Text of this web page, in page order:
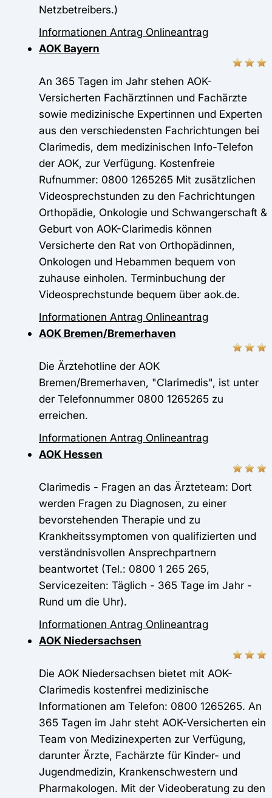
Netzbetreibers.)
Informationen Antrag Onlineantrag
AOK Bayern
An 365 Tagen im Jahr stehen AOK-
Versicherten Fachärztinnen und Fachärzte
sowie medizinische Expertinnen und Experten
aus den verschiedensten Fachrichtungen bei
Clarimedis, dem medizinischen Info-Telefon
der AOK, zur Verfügung. Kostenfreie
Rufnummer: 0800 1265265 Mit zusätzlichen
Videosprechstunden zu den Fachrichtungen
Orthopädie, Onkologie und Schwangerschaft &
Geburt von AOK-Clarimedis können
Versicherte den Rat von Orthopädinnen,
Onkologen und Hebammen bequem von
zuhause einholen. Terminbuchung der
Videosprechstunde bequem über aok.de.
Informationen Antrag Onlineantrag
AOK Bremen/Bremerhaven
Die Ärztehotline der AOK
Bremen/Bremerhaven, "Clarimedis", ist unter
der Telefonnummer 0800 1265265 zu
erreichen.
Informationen Antrag Onlineantrag
AOK Hessen
Clarimedis - Fragen an das Ärzteteam: Dort
werden Fragen zu Diagnosen, zu einer
bevorstehenden Therapie und zu
Krankheitssymptomen von qualifizierten und
verständnisvollen Ansprechpartnern
beantwortet (Tel.: 0800 1 265 265,
Servicezeiten: Täglich - 365 Tage im Jahr -
Rund um die Uhr).
Informationen Antrag Onlineantrag
AOK Niedersachsen
Die AOK Niedersachsen bietet mit AOK-
Clarimedis kostenfrei medizinische
Informationen am Telefon: 0800 1265265. An
365 Tagen im Jahr steht AOK-Versicherten ein
Team von Medizinexperten zur Verfügung,
darunter Ärzte, Fachärzte für Kinder- und
Jugendmedizin, Krankenschwestern und
Pharmakologen. Mit der Videoberatung zu den